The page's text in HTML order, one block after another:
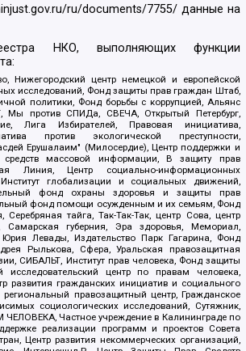
ru/documents/7755/ данные на
НКО, выполняющих функции
Нижегородский центр немецкой и европейской
исследований, Фонд защиты прав граждан Штаб,
политики, Фонд борьбы с коррупцией, Альянс
Мы против СПИДа, СВЕЧА, Открытый Петербург,
Лига Избирателей, Правовая инициатива,
против экологической преступности,
Ерушалаим" (Милосердие), Центр поддержки и
средств массовой информации, В защиту прав
Линия, Центр социально-информационных
глобализации и социальных движений,
фонд охраны здоровья и защиты прав
фонд помощи осужденным и их семьям, Фонд
Серебряная тайга, Так-Так-Так, центр Сова, центр
Самарская губерния, Эра здоровья, Мемориал,
Левады, Издательство Парк Гагарина, Фонд
Рылькова, Сфера, Уральская правозащитная
СИБАЛЬТ, Институт прав человека, Фонд защиты
исследовательский центр по правам человека,
развития гражданских инициатив и социального
региональный правозащитный центр, Гражданское
социологических исследований, Сутяжник,
Частное учреждение в Калининграде по
реализации программ и проектов Совета
Центр развития некоммерческих организаций,